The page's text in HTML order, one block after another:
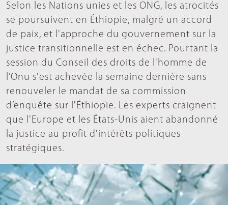
Selon les Nations unies et les ONG, les atrocités
se poursuivent en Éthiopie, malgré un accord
de paix, et l'approche du gouvernement sur la
justice transitionnelle est en échec. Pourtant la
session du Conseil des droits de l'homme de
l’Onu s'est achevée la semaine dernière sans
renouveler le mandat de sa commission
d’enquête sur l'Éthiopie. Les experts craignent
que l'Europe et les États-Unis aient abandonné
la justice au profit d'intérêts politiques
stratégiques.